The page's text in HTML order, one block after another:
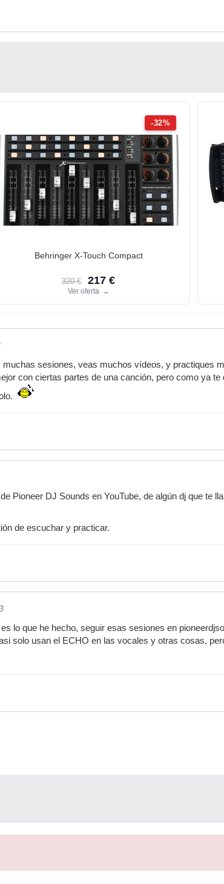
-32%
Behringer X-Touch Compact
320 € 217 €
Ver oferta →
sesiones, veas muchos vídeos, y practiques
con ciertas partes de una canción, pero como ya
Pioneer DJ Sounds en YouTube, de algún dj que te
de escuchar y practicar.
lo que he hecho, seguir esas sesiones en
solo usan el ECHO en las vocales y otras cosas,